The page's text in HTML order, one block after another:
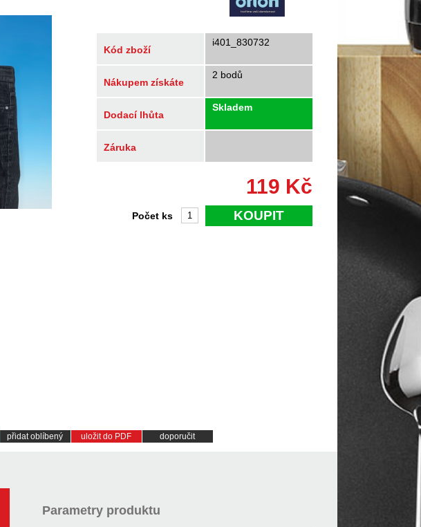
Kód zboží
i401_830732
Nákupem získáte
2 bodů
Dodací lhůta
Skladem
Záruka
119 Kč
KOUPIT
Počet ks
přidat oblíbený uložit do PDF doporučit
Parametry produktu